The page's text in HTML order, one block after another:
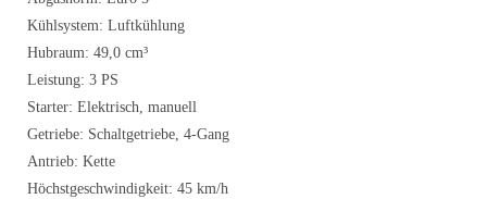
Kühlsystem: Luftkühlung
Hubraum: 49,0 cm³
Leistung: 3 PS
Starter: Elektrisch, manuell
Getriebe: Schaltgetriebe, 4-Gang
Antrieb: Kette
Höchstgeschwindigkeit: 45 km/h